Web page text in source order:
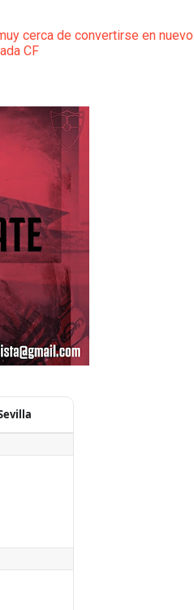
cerca de convertirse en nuevo
CF